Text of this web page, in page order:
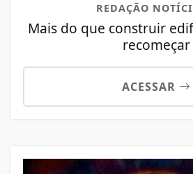
REDAÇÃO
Mais do que construir
recomeçar
ACESSAR